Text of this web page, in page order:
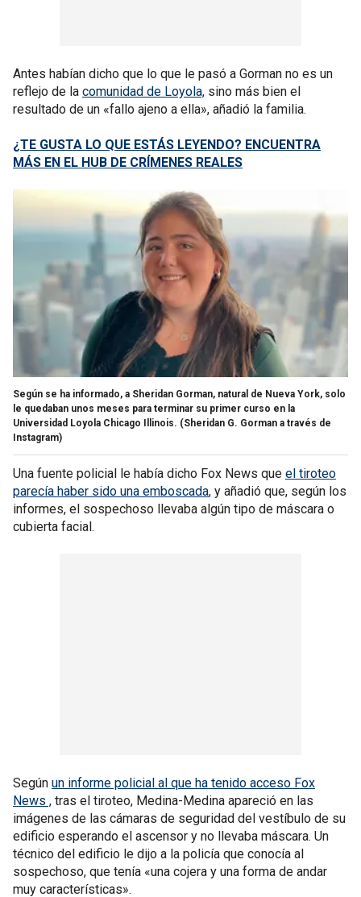
Antes habían dicho que lo que le pasó a Gorman no es un
reflejo de la comunidad de Loyola, sino más bien el
resultado de un «fallo ajeno a ella», añadió la familia.
¿TE GUSTA LO QUE ESTÁS LEYENDO? ENCUENTRA
MÁS EN EL HUB DE CRÍMENES REALES
Según se ha informado, a Sheridan Gorman, natural de Nueva York, solo
le quedaban unos meses para terminar su primer curso en la
Universidad Loyola Chicago Illinois. (Sheridan G. Gorman a través de
Instagram)
Una fuente policial le había dicho Fox News que el tiroteo
parecía haber sido una emboscada, y añadió que, según los
informes, el sospechoso llevaba algún tipo de máscara o
cubierta facial.
Según un informe policial al que ha tenido acceso Fox
News , tras el tiroteo, Medina-Medina apareció en las
imágenes de las cámaras de seguridad del vestíbulo de su
edificio esperando el ascensor y no llevaba máscara. Un
técnico del edificio le dijo a la policía que conocía al
sospechoso, que tenía «una cojera y una forma de andar
muy características».